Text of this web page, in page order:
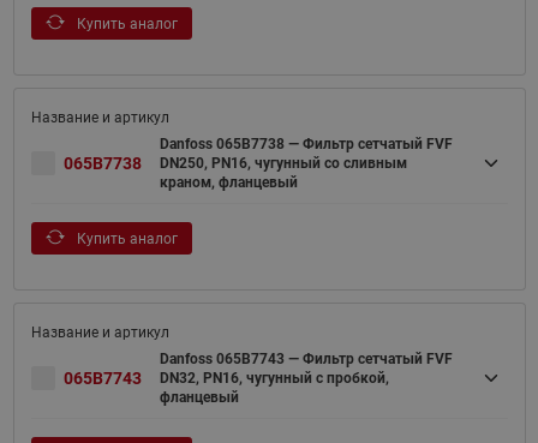
Купить аналог
065B7738
Danfoss 065B7738 — Фильтр сетчатый FVF
DN250, PN16, чугунный со сливным
краном, фланцевый
Купить аналог
065B7743
Danfoss 065B7743 — Фильтр сетчатый FVF
DN32, PN16, чугунный с пробкой,
фланцевый